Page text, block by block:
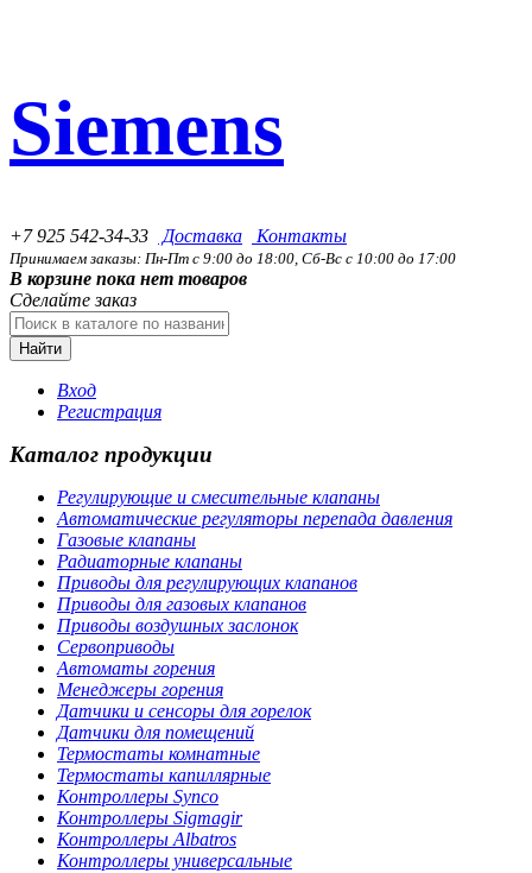
Siemens
+7 925 542-34-33 Доставка Контакты
Принимаем заказы: Пн-Пт с 9:00 до 18:00, Сб-Вс с 10:00 до 17:00
В корзине пока нет товаров
Сделайте заказ
Найти
Вход
Регистрация
Каталог продукции
Регулирующие и смесительные клапаны
Автоматические регуляторы перепада давления
Газовые клапаны
Радиаторные клапаны
Приводы для регулирующих клапанов
Приводы для газовых клапанов
Приводы воздушных заслонок
Сервоприводы
Автоматы горения
Менеджеры горения
Датчики и сенсоры для горелок
Датчики для помещений
Термостаты комнатные
Термостаты капиллярные
Контроллеры Synco
Контроллеры Sigmagir
Контроллеры Albatros
Контроллеры универсальные